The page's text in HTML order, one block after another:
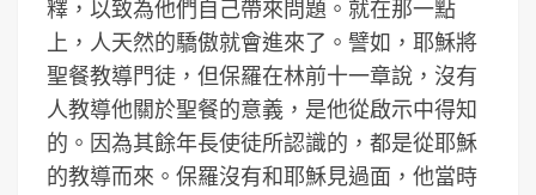
釋，以致為他們自己帶來問題。就在那一點
上，人天然的驕傲就會進來了。譬如，耶穌將
聖餐教導門徒，但保羅在林前十一章說，沒有
人教導他關於聖餐的意義，是他從啟示中得知
的。因為其餘年長使徒所認識的，都是從耶穌
的教導而來。保羅沒有和耶穌見過面，他當時